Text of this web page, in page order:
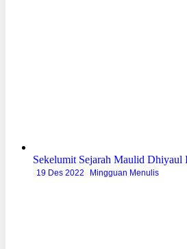
Sekelumit Sejarah Maulid Dhiyaul
19 Des 2022 Mingguan Menulis